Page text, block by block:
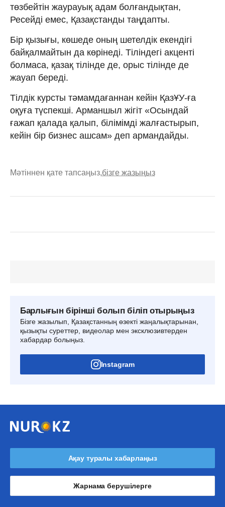
төзбейтін жаурауық адам болғандықтан,
Ресейді емес, Қазақстанды таңдапты.
Бір қызығы, көшеде оның шетелдік екендігі
байқалмайтын да көрінеді. Тіліндегі акценті
болмаса, қазақ тілінде де, орыс тілінде де
жауап береді.
Тілдік курсты тәмамдағаннан кейін ҚазҰУ-ға
оқуға түспекші. Арманшыл жігіт «Осындай
ғажап қалада қалып, білімімді жалғастырып,
кейін бір бизнес ашсам» деп армандайды.
Мәтіннен қате тапсаңыз,бізге жазыңыз
Барлығын бірінші болып біліп отырыңыз
Бізге жазылып, Қазақстанның өзекті жаңалықтарынан,
қызықты суреттер, видеолар мен эксклюзивтерден
хабардар болыңыз.
Instagram
Ақау туралы хабарлаңыз
Жарнама берушілерге